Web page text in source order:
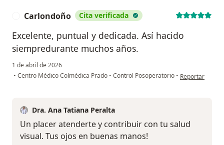
Carlondoño Cita verificada
Excelente, puntual y dedicada. Así hacido
siempredurante muchos años.
1 de abril de 2026
• Centro Médico Colmédica Prado • Control Posoperatorio • en opinión del
Reportar
Dra. Ana Tatiana Peralta
Un placer atenderte y contribuir con tu salud
visual. Tus ojos en buenas manos!